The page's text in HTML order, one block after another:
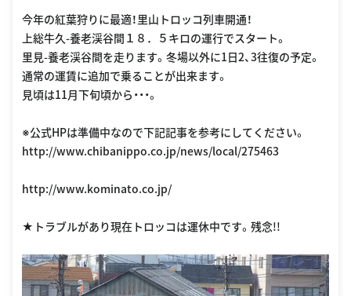
今年の紅葉狩りに最適！里山トロッコ列車開通！
上総牛久-養老渓谷間１８．５キロの運行でスタート。
里見-養老渓谷間を走ります。冬場以外に1日2、3往復の予定。
通常の運賃に追加で乗ることが出来ます。
見頃は11月下旬頃から・・・。
※公式HPは準備中なので下記記事を参考にしてください。
http://www.chibanippo.co.jp/news/local/275463
http://www.kominato.co.jp/
★トラブルがあり現在トロッコは運休中です。残念!!